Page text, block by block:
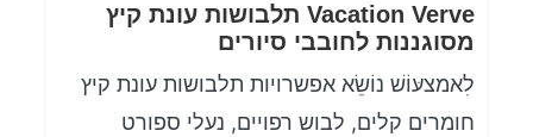
Vacation Verve תלבושות עונת קיץ
מסוגננות לחובבי סיורים
לִאמצעּוֹשׁ נוֹשֵׂא אפשרויות תלבושות עונת קיץ
חומרים קלים, לבוש רפויים, נעלי ספורט